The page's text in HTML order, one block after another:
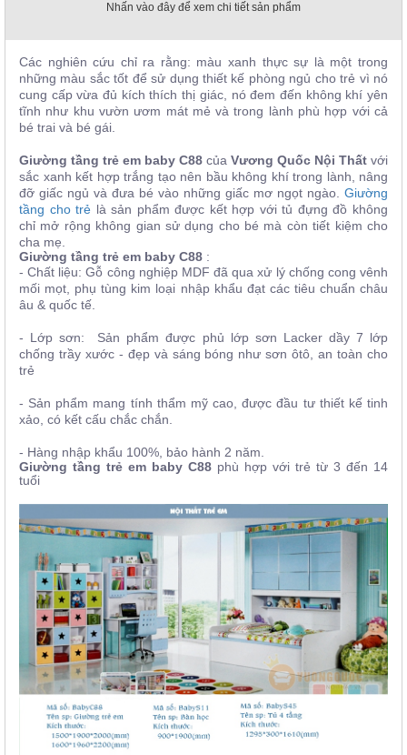
trang
Nội
Thất
Nhà
Thất
Hàng
Nhấn vào đây để xem chi tiết sản phẩm
Các nghiên cứu chỉ ra rằng: màu xanh thực sự là một trong
những màu sắc tốt để sử dụng thiết kế phòng ngủ cho trẻ vì nó
cung cấp vừa đủ kích thích thị giác, nó đem đến không khí yên
tĩnh như khu vườn ươm mát mẻ và trong lành phù hợp với cả
bé trai và bé gái.
Giường tầng trẻ em baby C88 của Vương Quốc Nội Thất với
sắc xanh kết hợp trắng tạo nên bầu không khí trong lành, nâng
đỡ giấc ngủ và đưa bé vào những giấc mơ ngọt ngào. Giường
tầng cho trẻ là sản phẩm được kết hợp với tủ đựng đồ không
chỉ mở rộng không gian sử dụng cho bé mà còn tiết kiệm cho
cha mẹ.
Giường tầng trẻ em baby C88 :
- Chất liệu: Gỗ công nghiệp MDF đã qua xử lý chống cong vênh
mối mọt, phụ tùng kim loại nhập khẩu đạt các tiêu chuẩn châu
âu & quốc tế.
- Lớp sơn: Sản phẩm được phủ lớp sơn Lacker dầy 7 lớp
chống trầy xước - đẹp và sáng bóng như sơn ôtô, an toàn cho
trẻ
- Sản phẩm mang tính thẩm mỹ cao, được đầu tư thiết kế tinh
xảo, có kết cấu chắc chắn.
- Hàng nhập khẩu 100%, bảo hành 2 năm.
Giường tầng trẻ em baby C88 phù hợp với trẻ từ 3 đến 14
tuổi